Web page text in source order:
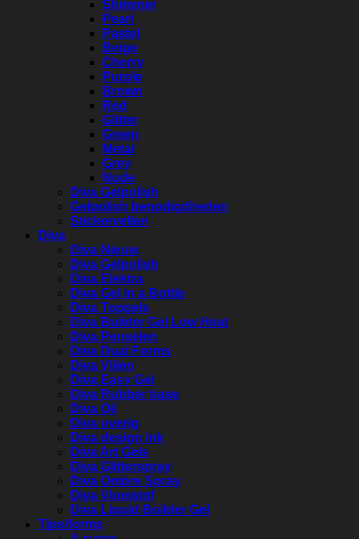
Shimmer
Pearl
Pastel
Beige
Cherry
Purple
Brown
Red
Glitter
Green
Metal
Grey
Nude
Diva Gelpolish
Gelpolish benodigdheden
Stickervellen
Diva
Diva Nieuw
Diva Gelpolish
Diva Elektra
Diva Gel in a Bottle
Diva Topgels
Diva Builder Gel Low Heat
Diva Penselen
Diva Dual Forms
Diva Vijlen
Diva Easy Gel
Diva Rubber base
Diva Oil
Diva overig
Diva design ink
Diva Art Gels
Diva Glitterspray
Diva Ombre Spray
Diva Vloeistof
Diva Liquid Builder Gel
Tips/forms